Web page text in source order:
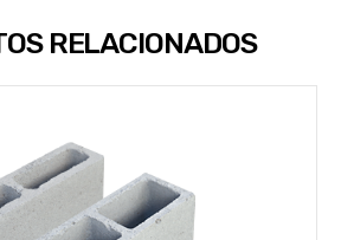
RELACIONADOS